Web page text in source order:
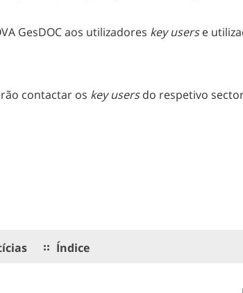
GesDOC aos utilizadores key userse
contactar os key usersdo respetivo
Índice